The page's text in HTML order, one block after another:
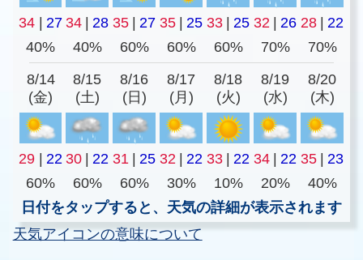
34 | 27 34 | 28 35 | 27 35 | 25 33 | 25 32 | 26 28 | 22
40%
40% 60% 60% 60% 70% 70%
8/14
(金)
8/15
(土)
8/16
(日)
8/17
(月)
8/18
(火)
8/19
(水)
8/20
(木)
29 | 22 30 | 22 31 | 25 32 | 22 33 | 22 34 | 22 35 | 23
60%
60% 60% 30% 10% 20%
40%
日付をタップすると、天気の詳細が表示されます
天気アイコンの意味について